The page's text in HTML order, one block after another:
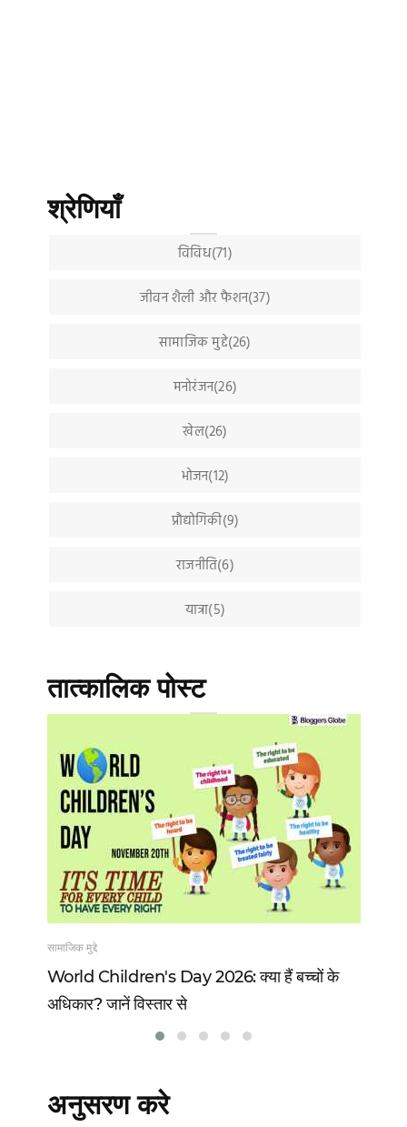
श्रेणियाँ
विविध(71)
जीवन शैली और फैशन(37)
सामाजिक मुद्दे(26)
मनोरंजन(26)
खेल(26)
भोजन(12)
प्रौद्योगिकी(9)
राजनीति(6)
यात्रा(5)
तात्कालिक पोस्ट
सामाजिक मुद्दे
World Children's Day 2026: क्या हैं बच्चों के
अधिकार? जानें विस्तार से
अनुसरण करे